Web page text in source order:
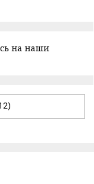
на наши